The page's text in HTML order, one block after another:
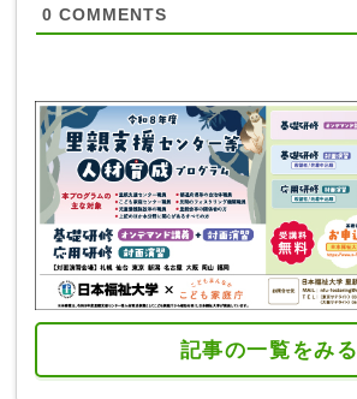
0 COMMENTS
記事の一覧をみる